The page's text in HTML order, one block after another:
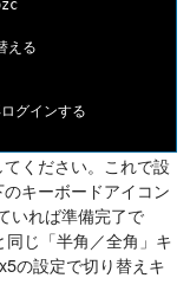
える
ください。これで設
キーボードアイコン
いれば準備完了で
じ「半角／全角」キ
の設定で切り替えキ